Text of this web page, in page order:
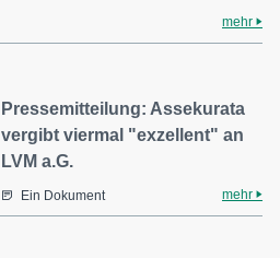
mehr
Pressemitteilung: Assekurata
vergibt viermal "exzellent" an
LVM a.G.
Ein Dokument mehr